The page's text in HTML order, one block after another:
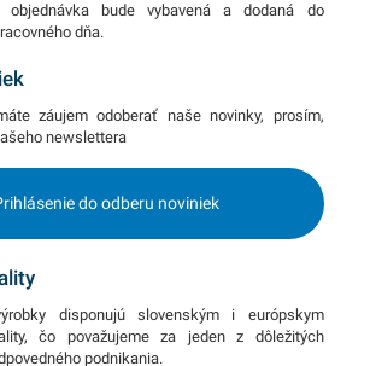
objednávka bude vybavená a dodaná do
dňa.
záujem odoberať naše novinky, prosím,
newslettera
do odberu noviniek
disponujú slovenským i európskym
čo považujeme za jeden z dôležitých
podnikania.